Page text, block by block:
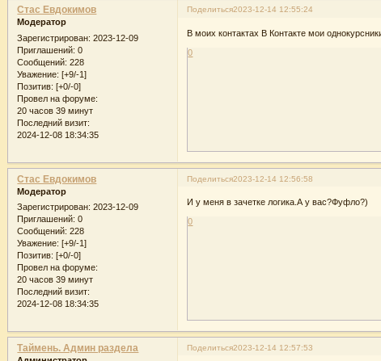
Поделиться2023-12-14 12:55:24
Стас Евдокимов
Модератор
Зарегистрирован: 2023-12-09
Приглашений: 0
Сообщений: 228
Уважение: [+9/-1]
Позитив: [+0/-0]
Провел на форуме:
20 часов 39 минут
Последний визит:
2024-12-08 18:34:35
В моих контактах В Контакте мои
0
Поделиться2023-12-14 12:56:58
Стас Евдокимов
Модератор
Зарегистрирован: 2023-12-09
Приглашений: 0
Сообщений: 228
Уважение: [+9/-1]
Позитив: [+0/-0]
Провел на форуме:
20 часов 39 минут
Последний визит:
2024-12-08 18:34:35
И у меня в зачетке логика.А у вас?Фуфло?)
0
Поделиться2023-12-14 12:57:53
Таймень. Админ раздела